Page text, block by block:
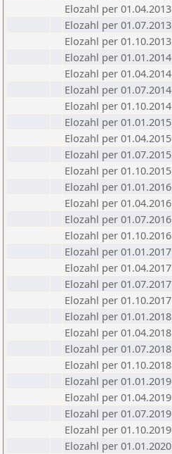
Elozahl per 01.04.2013
Elozahl per 01.07.2013
Elozahl per 01.10.2013
Elozahl per 01.01.2014
Elozahl per 01.04.2014
Elozahl per 01.07.2014
Elozahl per 01.10.2014
Elozahl per 01.01.2015
Elozahl per 01.04.2015
Elozahl per 01.07.2015
Elozahl per 01.10.2015
Elozahl per 01.01.2016
Elozahl per 01.04.2016
Elozahl per 01.07.2016
Elozahl per 01.10.2016
Elozahl per 01.01.2017
Elozahl per 01.04.2017
Elozahl per 01.07.2017
Elozahl per 01.10.2017
Elozahl per 01.01.2018
Elozahl per 01.04.2018
Elozahl per 01.07.2018
Elozahl per 01.10.2018
Elozahl per 01.01.2019
Elozahl per 01.04.2019
Elozahl per 01.07.2019
Elozahl per 01.10.2019
Elozahl per 01.01.2020